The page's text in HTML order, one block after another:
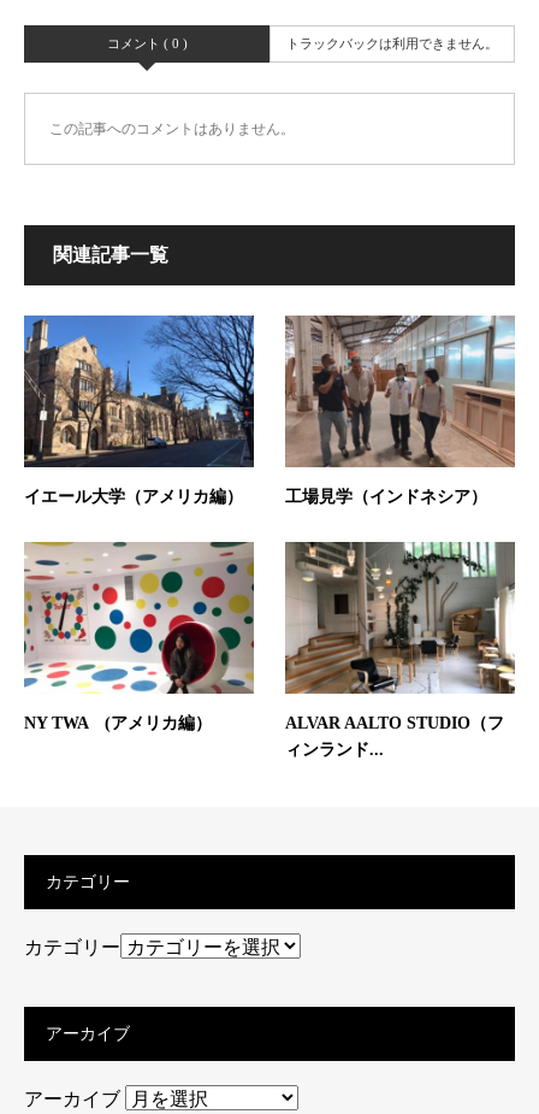
コメント ( 0 ) トラックバックは利用できません。
この記事へのコメントはありません。
関連記事一覧
イエール大学（アメリカ編） 工場見学（インドネシア）
NY TWA (アメリカ編）
ALVAR AALTO STUDIO（フ
ィンランド...
カテゴリー
カテゴリー
アーカイブ
アーカイブ